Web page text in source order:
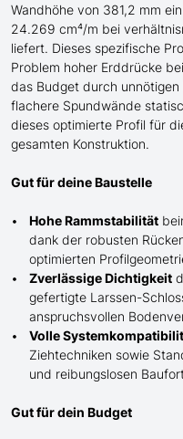
Wandhöhe von 381,2 mm
24.269 cm⁴/m bei
liefert. Dieses spezifische
Problem hoher Erddrücke
das Budget durch
flachere Spundwände
dieses optimierte Profil für
gesamten Konstruktion.
Gut für deine Baustelle
Hohe Rammstabilität
dank der robusten
optimierten
Zverlässige Dichtigkeit
gefertigte Larssen-
anspruchsvollen
Volle
Ziehtechniken sowie
und reibungslosen
Gut für dein Budget